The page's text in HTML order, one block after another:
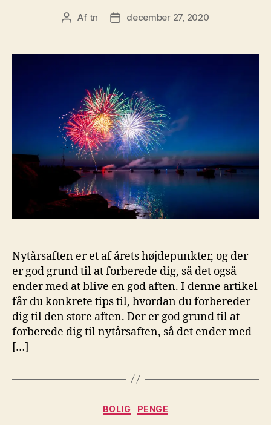
Indlægsforfatter
Af tn Indlægsdato
december 27, 2020
Nytårsaften er et af årets højdepunkter, og der
er god grund til at forberede dig, så det også
ender med at blive en god aften. I denne artikel
får du konkrete tips til, hvordan du forbereder
dig til den store aften. Der er god grund til at
forberede dig til nytårsaften, så det ender med
[…]
Kategorier
BOLIG PENGE